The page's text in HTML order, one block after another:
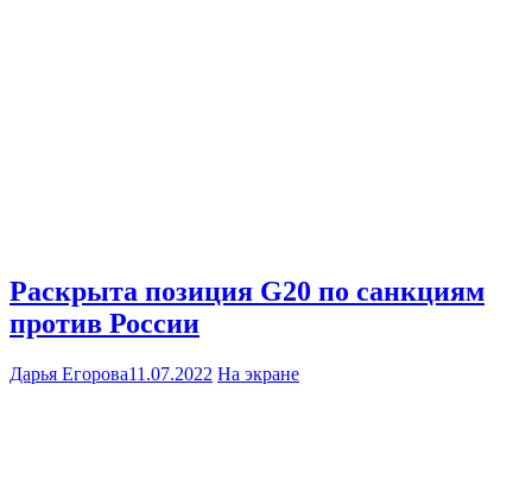
Раскрыта позиция G20 по санкциям
против России
Дарья Егорова11.07.2022 На экране